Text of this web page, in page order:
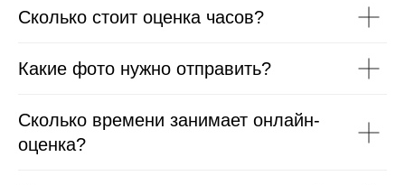
Сколько стоит оценка часов?
Какие фото нужно отправить?
Сколько времени занимает онлайн-
оценка?